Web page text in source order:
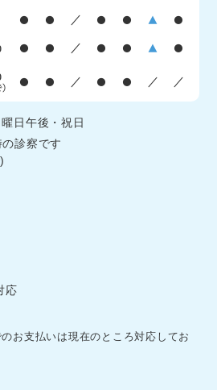
● ● ／ ● ● ▲ ●
● ● ／ ● ● ▲ ●
● ● ／ ● ● ／ ／
日午後・祝日
診察です
応
お支払いは現在のところ対応してお